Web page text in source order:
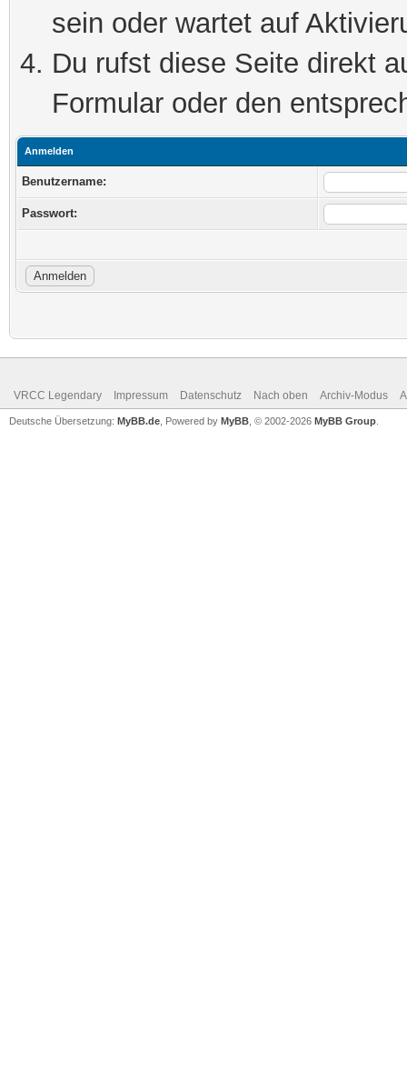
sein oder wartet auf
Du rufst diese Seite direkt
Formular oder den
Anmelden
Benutzername:
Passwort:
VRCC Legendary Impressum Datenschutz Nach oben Archiv-Modus
Deutsche Übersetzung: MyBB.de , Powered by MyBB , © 2002-2026 MyBB Group